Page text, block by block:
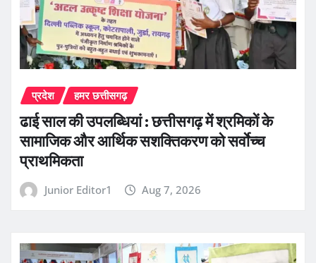
प्रदेश हमर छत्तीसगढ़
ढाई साल की उपलब्धियां : छत्तीसगढ़ में श्रमिकों के
सामाजिक और आर्थिक सशक्तिकरण को सर्वाेच्च
प्राथमिकता
Junior Editor1 Aug 7, 2026